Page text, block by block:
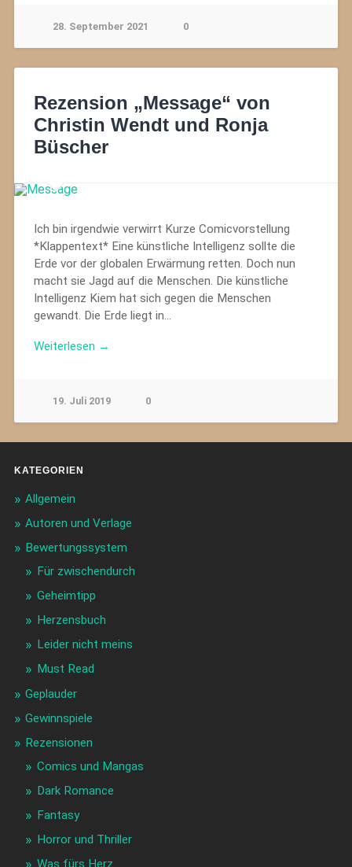
28. September 2021 0
Rezension „Message“ von
Christin Wendt und Ronja
Büscher
Ich bin irgendwie verwirrt Kurze Comicvorstellung
*Klappentext* Eine künstliche Intelligenz sollte die
Erde vor der globalen Erwärmung retten. Doch nun
macht sie Jagd auf die Menschen. Die künstliche
Intelligenz Kiem hat sich gegen die Menschen
gewandt. Die Erde liegt in…
Weiterlesen →
19. Juli 2019 0
KATEGORIEN
Allgemein
Autoren und Verlage
Bewertungssystem
Für zwischendurch
Geheimtipp
Herzensbuch
Leider nicht meins
Must Read
Geplauder
Gewinnspiele
Rezensionen
Comics und Mangas
Dark Romance
Fantasy
Horror und Thriller
Was fürs Herz